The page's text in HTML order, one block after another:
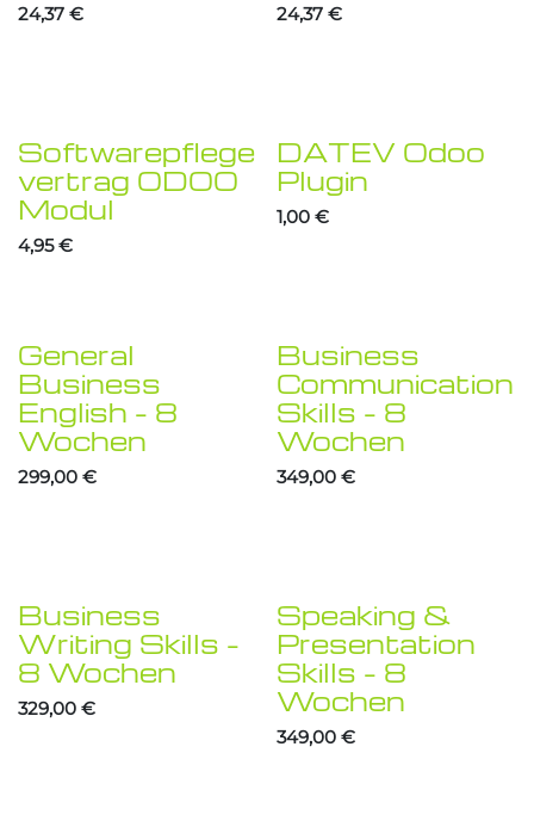
24,37 € 24,37€
Softwarepflege
vertrag ODOO
Modul
4,95€
DATEV Odoo
Plugin
1,00€
General
Business
English – 8
Wochen
299,00 €
Business
Communication
Skills – 8
Wochen
349,00€
Business
Writing Skills –
8 Wochen
329,00 €
Speaking &
Presentation
Skills – 8
Wochen
349,00€